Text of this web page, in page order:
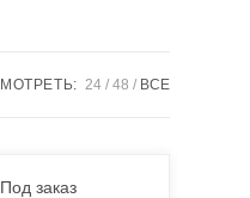
24 48 ВСЕ
Под заказ